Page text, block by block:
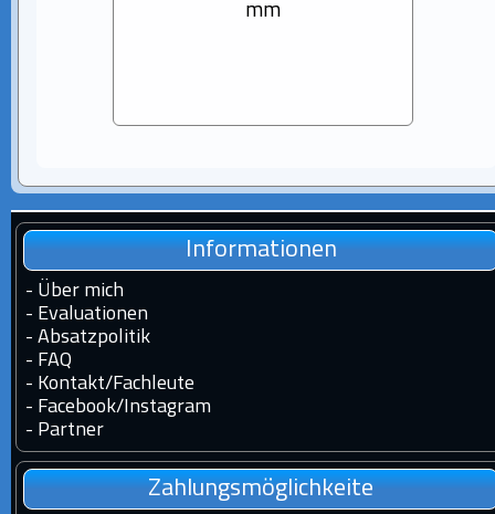
mm
Informationen
- Über mich
- Evaluationen
- Absatzpolitik
- FAQ
- Kontakt/Fachleute
- Facebook/Instagram
- Partner
Zahlungsmöglichkeite